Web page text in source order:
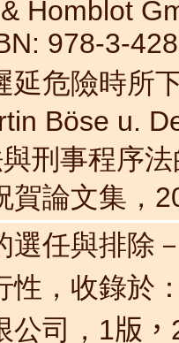
Homblot
978-3-
延危險時所
Böse u.
刑事程序
賀論文集，
選任與排除
性，收錄於
司， 1版，